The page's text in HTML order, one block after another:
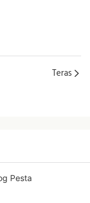
Teras
Pesta